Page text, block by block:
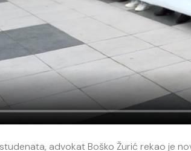
advokat Boško Žurić rekao je